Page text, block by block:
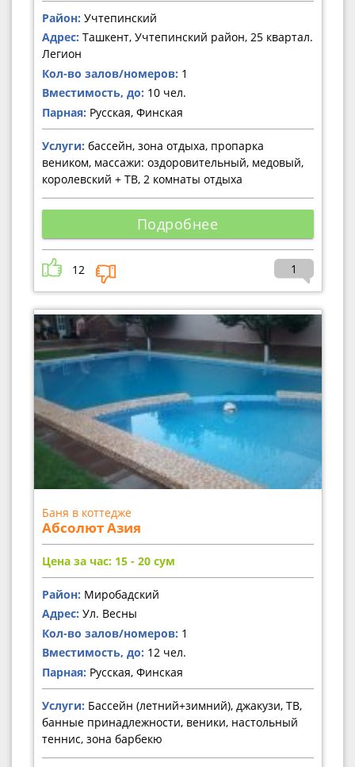
Район: Учтепинский
Адрес: Ташкент, Учтепинский район, 25 квартал.
Легион
Кол-во залов/номеров: 1
Вместимость, до: 10 чел.
Парная: Русская, Финская
Услуги: бассейн, зона отдыха, пропарка
веником, массажи: оздоровительный, медовый,
королевский + ТВ, 2 комнаты отдыха
Подробнее
12 1
Баня в коттедже
Абсолют Азия
Цена за час: 15 - 20 сум
Район: Миробадский
Адрес: Ул. Весны
Кол-во залов/номеров: 1
Вместимость, до: 12 чел.
Парная: Русская, Финская
Услуги: Бассейн (летний+зимний), джакузи, ТВ,
банные принадлежности, веники, настольный
теннис, зона барбекю